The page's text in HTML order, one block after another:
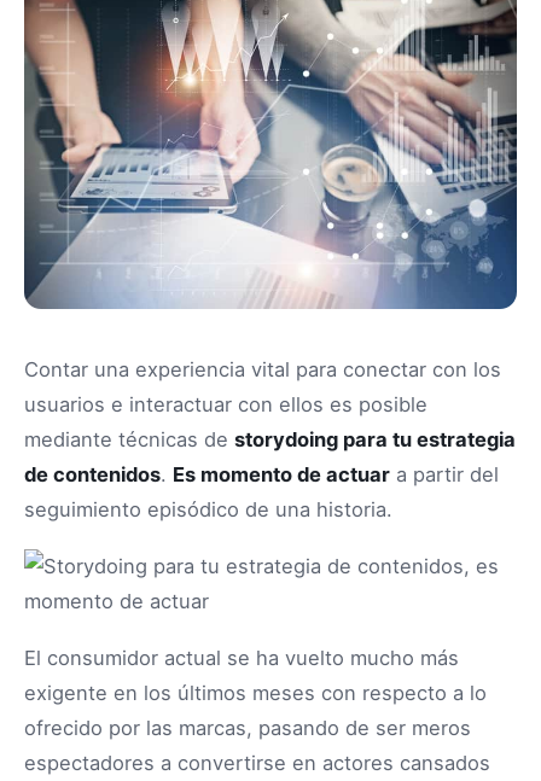
Contar una experiencia vital para conectar con los
usuarios e interactuar con ellos es posible
mediante técnicas de storydoing para tu estrategia
de contenidos. Es momento de actuar a partir del
seguimiento episódico de una historia.
El consumidor actual se ha vuelto mucho más
exigente en los últimos meses con respecto a lo
ofrecido por las marcas, pasando de ser meros
espectadores a convertirse en actores cansados